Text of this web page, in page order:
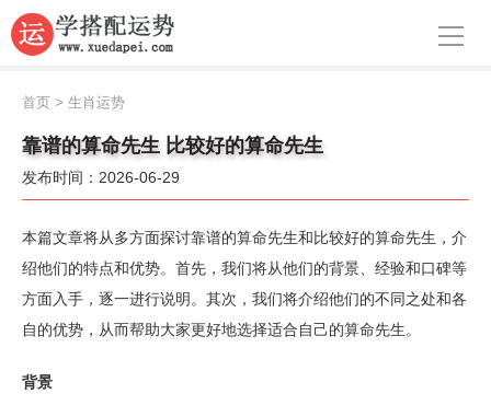
导航
周公解梦
生肖运势
八字算命
风水
名字
首页 > 生肖运势
靠谱的算命先生 比较好的算命先生
发布时间：2026-06-29
本篇文章将从多方面探讨靠谱的算命先生和比较好的算命先生，介
绍他们的特点和优势。首先，我们将从他们的背景、经验和口碑等
方面入手，逐一进行说明。其次，我们将介绍他们的不同之处和各
自的优势，从而帮助大家更好地选择适合自己的算命先生。
背景